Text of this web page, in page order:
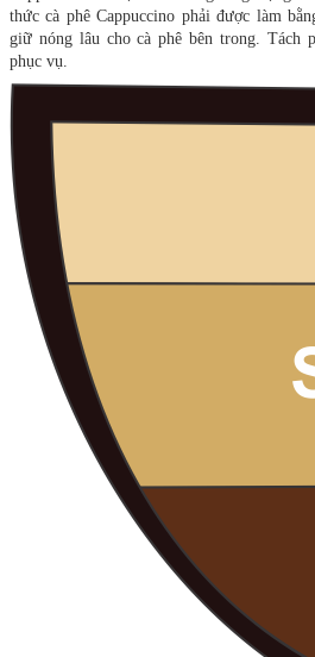
thức cà phê Cappuccino phải được làm
giữ nóng lâu cho cà phê bên trong. Tách
phục vụ.